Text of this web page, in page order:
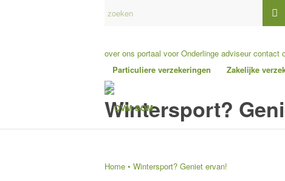
over ons portaal voor Onderlinge adviseur contact
Particuliere verzekeringen
Zakelijke
Wintersport?
Home • Wintersport? Geniet ervan!